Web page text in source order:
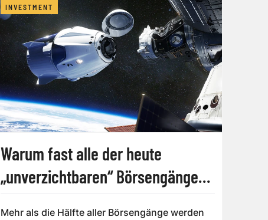
INVESTMENT
Warum fast alle der heute
„unverzichtbaren“ Börsengänge
Mehr als die Hälfte aller Börsengänge werden